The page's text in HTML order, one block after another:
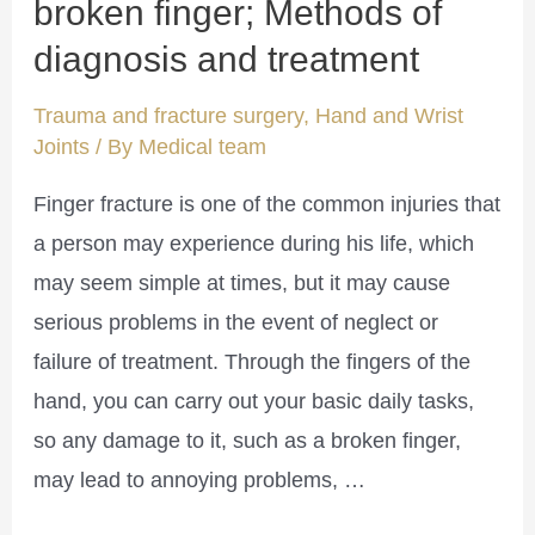
broken finger; Methods of
diagnosis and treatment
Trauma and fracture surgery, Hand and Wrist
Joints / By Medical team
Finger fracture is one of the common injuries that
a person may experience during his life, which
may seem simple at times, but it may cause
serious problems in the event of neglect or
failure of treatment. Through the fingers of the
hand, you can carry out your basic daily tasks,
so any damage to it, such as a broken finger,
may lead to annoying problems, …